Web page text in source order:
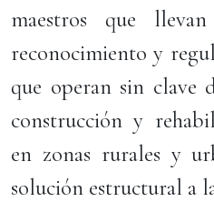
maestros que
reconocimiento y
que operan sin clave
construcción y
en zonas rurales y
solución estructural a